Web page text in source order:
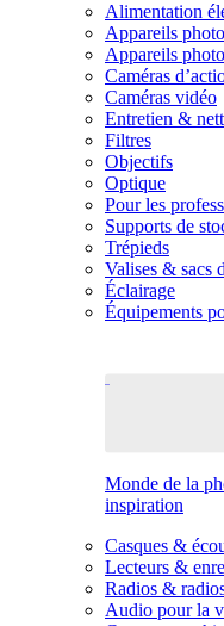
Alimentation
Appareils
Appareils
Caméras
Caméras vidéo
Entretien &
Filtres
Objectifs
Optique
Pour les
Supports de
Trépieds
Valises & sacs
Éclairage
Équipements
Monde de la
inspiration
Casques &
Lecteurs &
Radios &
Audio pour la